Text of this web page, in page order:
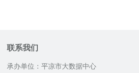
联系我们
承办单位：平凉市大数据中心